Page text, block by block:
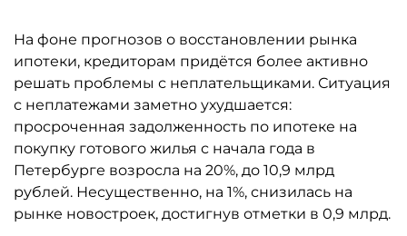
На фоне прогнозов о восстановлении рынка
ипотеки, кредиторам придётся более активно
решать проблемы с неплательщиками. Ситуация
с неплатежами заметно ухудшается:
просроченная задолженность по ипотеке на
покупку готового жилья с начала года в
Петербурге возросла на 20%, до 10,9 млрд
рублей. Несущественно, на 1%, снизилась на
рынке новостроек, достигнув отметки в 0,9 млрд.